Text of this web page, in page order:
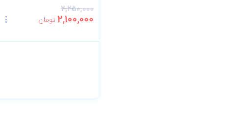
2,250,000
2,100,000 تومان